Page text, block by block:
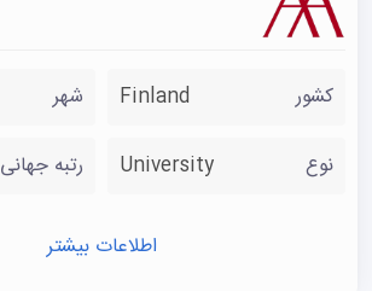
کشور Finland شهر
نوع University رتبه جهانی
اطلاعات بیشتر